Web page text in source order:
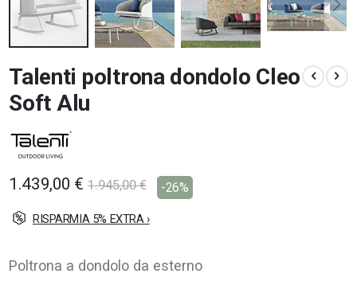
all'inizio
della
galleria
immagini
Talenti poltrona dondolo Cleo
Soft Alu
1.439,00 € 1.945,00 € -26%
RISPARMIA 5% EXTRA ›
Poltrona a dondolo da esterno